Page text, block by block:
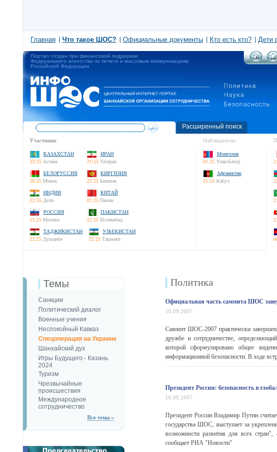
Главная Что такое ШОС? Официальные документы Кто есть кто? Дети
Портал создан при финансовой поддержке
Федерального агентства по печати и массовым коммуникациям
Российской Федерации
Расширенный поиск
Участники:
КАЗАХСТАН
23:25 Астана
ИРАН
21:55 Тегеран
БЕЛОРУССИЯ
20:25 Минск
КИРГИЗИЯ
23:25 Бишкек
ИНДИЯ
22:55 Дели
КИТАЙ
01:25 Пекин
РОССИЯ
21:25 Москва
ПАКИСТАН
22:25 Исламабад
ТАДЖИКИСТАН
22:25 Душанбе
УЗБЕКИСТАН
22:25 Ташкент
Наблюдатели:
Монголия
01:25 Улан-Батор
Афганистан
21:55 Кабул
Темы
Санкции
Политический диалог
Военные учения
Неспокойный Кавказ
Спецоперация на Украине
Шанхайский дух
Игры Будущего - Казань
2024
Туризм
Чрезвычайные
происшествия
Международное
сотрудничество
Все темы »
Политика
Официальная часть саммита ШОС
16.08.2007
Саммит ШОС-2007 практически завершен,
дружбе и сотрудничестве,
которой сформулировано общее
информационной безопасности. В ходе
Президент России: безопасность в
16.08.2007
Президент России Владимир Путин
государства ШОС, выступает за
возможности развития для всех
сообщает РИА "Новости"